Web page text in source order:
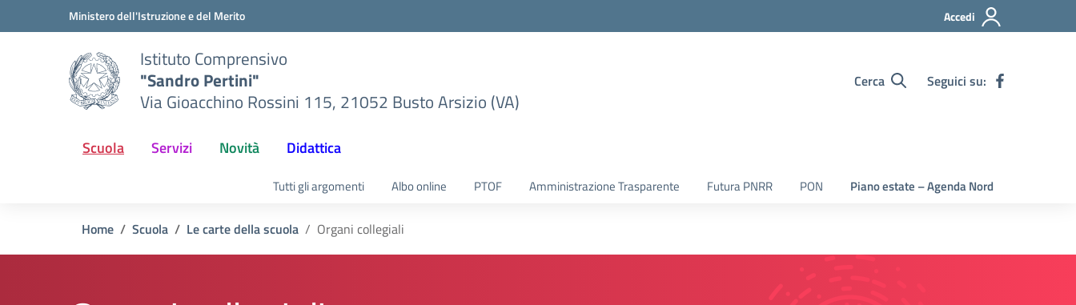
Vai ai contenuti
Vai al menu di navigazioneMinistero dell'Istruzione e del Merito Accedi
Istituto Comprensivo
"Sandro Pertini"
Via Gioacchino Rossini 115, 21052 Busto Arsizio (VA)
Cerca Seguici su:
Scuola Servizi Novità Didattica
Tutti gli argomenti Albo online PTOF Amministrazione Trasparente Futura PNRR PON Piano estate – Agenda Nord
Home Scuola Le carte della scuola Organi collegiali